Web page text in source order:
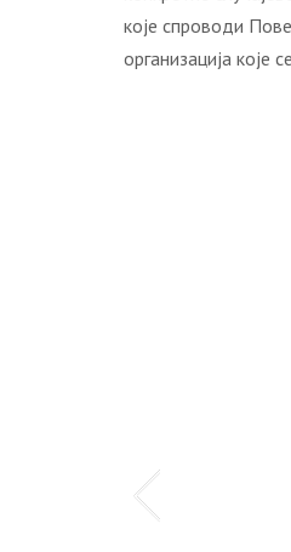
које спроводи
организација које